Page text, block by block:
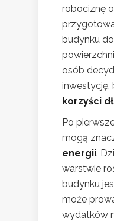
robociznę
budynku
osób
inwestycję,
korzyści
Po
mogą
energii.
warstwie
budynku
może
wydatków